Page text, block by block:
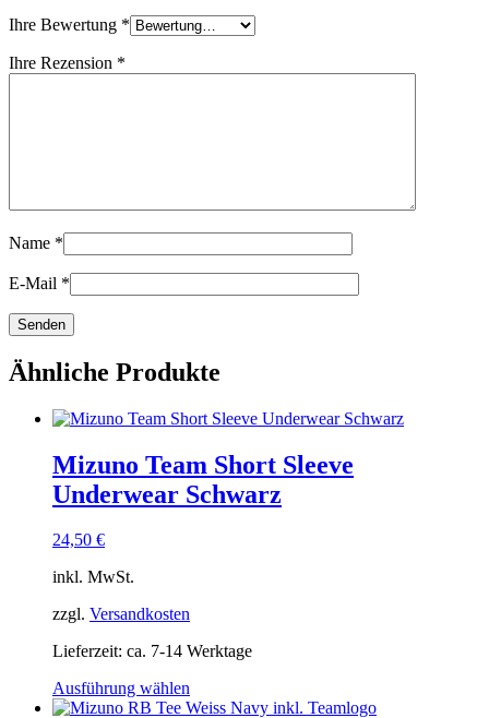
Ihre Bewertung *
Ihre Rezension *
Name *
E-Mail *
Ähnliche Produkte
Mizuno Team Short Sleeve
Underwear Schwarz
24,50 €
inkl. MwSt.
zzgl. Versandkosten
Lieferzeit: ca. 7-14 Werktage
Ausführung wählen
Produkt